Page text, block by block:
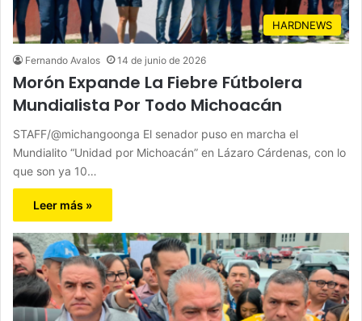
HARDNEWS
Fernando Avalos 14 de junio de 2026
Morón Expande La Fiebre Fútbolera
Mundialista Por Todo Michoacán
STAFF/@michangoonga El senador puso en marcha el
Mundialito “Unidad por Michoacán” en Lázaro Cárdenas, con lo
que son ya 10…
Leer más »